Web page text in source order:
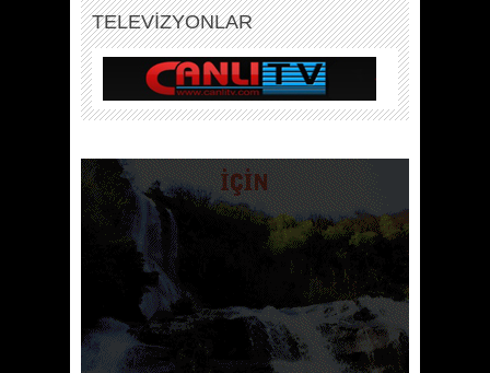
TELEVİZYONLAR